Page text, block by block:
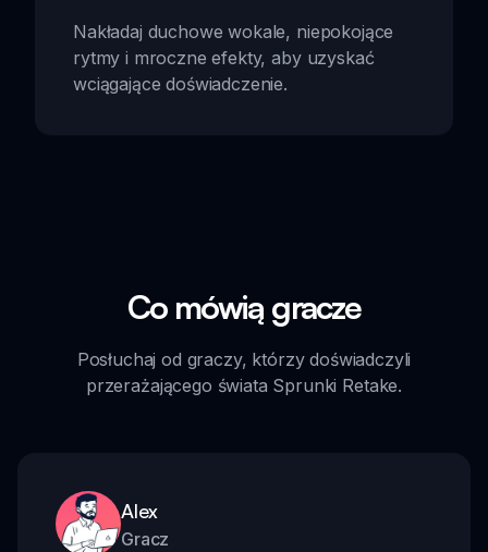
Nakładaj duchowe wokale, niepokojące
rytmy i mroczne efekty, aby uzyskać
wciągające doświadczenie.
Co mówią gracze
Posłuchaj od graczy, którzy doświadczyli
przerażającego świata Sprunki Retake.
Alex
Gracz